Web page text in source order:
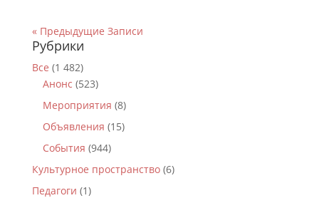
« Предыдущие Записи
Рубрики
Все (1 482)
Анонс (523)
Мероприятия (8)
Объявления (15)
События (944)
Культурное пространство(6)
Педагоги (1)